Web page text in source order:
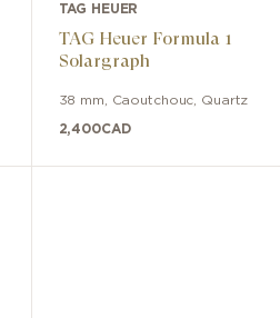
TAG HEUER
TAG Heuer Formula 1
Solargraph
38 mm Caoutchouc Quartz
2,400CAD